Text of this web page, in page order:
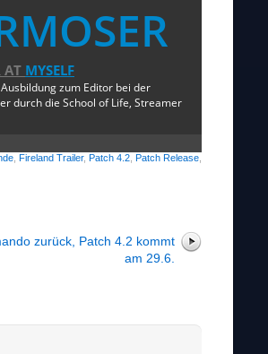
AT MYSELF
zum Editor bei der
durch die School of Life, Streamer
Fireland Trailer, Patch 4.2 Patch Release
zurück, Patch 4.2 kommt
am 29.6.